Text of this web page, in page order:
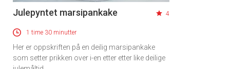
Julepyntet marsipankake 4
1 time 30 minutter
Her er oppskriften på en deilig marsipankake
som setter prikken over i-en etter etter like deilige